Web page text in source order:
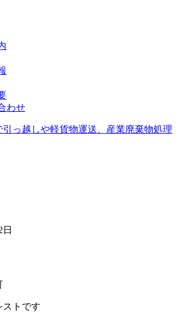
わせ
ストです